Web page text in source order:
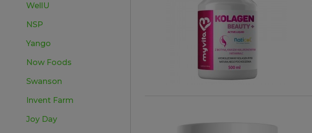
WellU
NSP
Yango
Now Foods
Swanson
Invent Farm
Joy Day